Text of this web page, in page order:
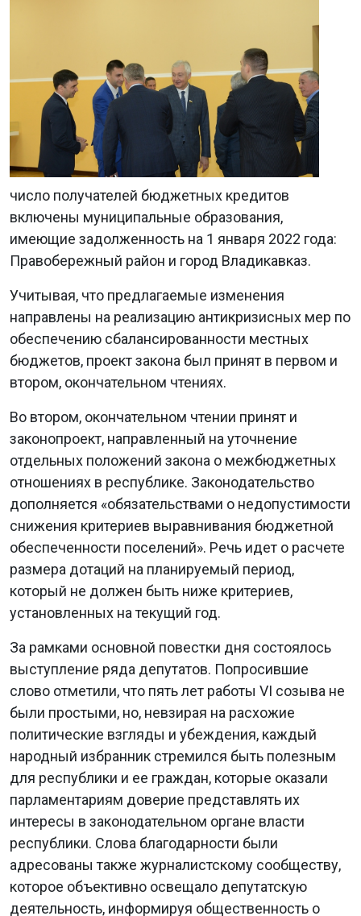
число получателей бюджетных кредитов
включены муниципальные образования,
имеющие задолженность на 1 января 2022 года:
Правобережный район и город Владикавказ.
Учитывая, что предлагаемые изменения
направлены на реализацию антикризисных мер по
обеспечению сбалансированности местных
бюджетов, проект закона был принят в первом и
втором, окончательном чтениях.
Во втором, окончательном чтении принят и
законопроект, направленный на уточнение
отдельных положений закона о межбюджетных
отношениях в республике. Законодательство
дополняется «обязательствами о недопустимости
снижения критериев выравнивания бюджетной
обеспеченности поселений». Речь идет о расчете
размера дотаций на планируемый период,
который не должен быть ниже критериев,
установленных на текущий год.
За рамками основной повестки дня состоялось
выступление ряда депутатов. Попросившие
слово отметили, что пять лет работы VI созыва не
были простыми, но, невзирая на расхожие
политические взгляды и убеждения, каждый
народный избранник стремился быть полезным
для республики и ее граждан, которые оказали
парламентариям доверие представлять их
интересы в законодательном органе власти
республики. Слова благодарности были
адресованы также журналистскому сообществу,
которое объективно освещало депутатскую
деятельность, информируя общественность о